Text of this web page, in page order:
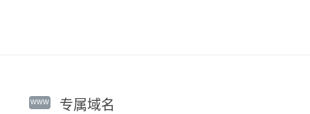
www 专属域名